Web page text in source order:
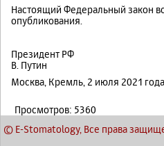
Настоящий Федеральный закон
опубликования.
Президент РФ
В. Путин
Москва, Кремль, 2 июля 2021 года
Просмотров: 5360
© E-Stomatology, Все права